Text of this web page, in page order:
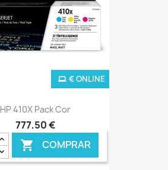
HP 410X Pack Cor
777,50 €
 COMPRAR
€ ONLINE